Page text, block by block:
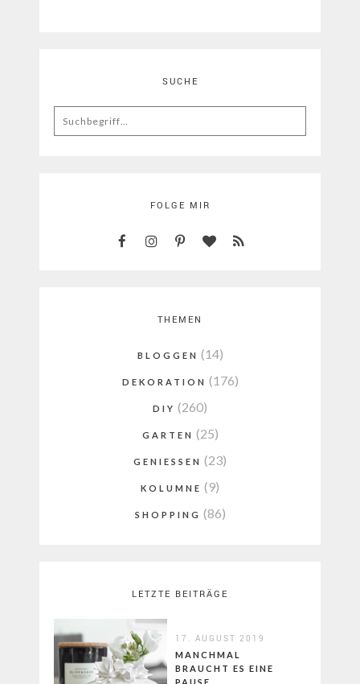
SUCHE
Search
for:
FOLGE MIR
THEMEN
BLOGGEN (14)
DEKORATION (176)
DIY (260)
GARTEN (25)
GENIESSEN (23)
KOLUMNE (9)
SHOPPING (86)
LETZTE BEITRÄGE
17. AUGUST 2019
MANCHMAL
BRAUCHT ES EINE
PAUSE